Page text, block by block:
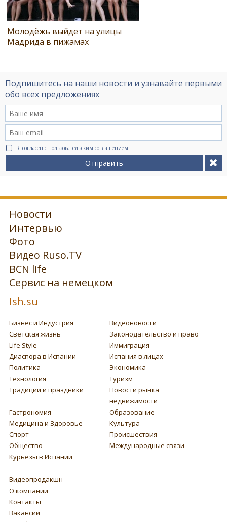
Молодёжь выйдет на улицы
Мадрида в пижамах
Подпишитесь на наши новости и узнавайте первыми
обо всех предложениях
Я согласен с пользовательским соглашением
Отправить
Новости
Интервью
Фото
Видео Ruso.TV
BCN life
Сервис на немецком
Ish.su
Бизнес и Индустрия
Видеоновости
Светская жизнь
Законодательство и право
Life Style
Иммиграция
Диаспора в Испании
Испания в лицах
Политика
Экономика
Технология
Туризм
Традиции и праздники
Новости рынка
недвижимости
Гастрономия
Образование
Медицина и Здоровье
Культура
Спорт
Происшествия
Общество
Международные связи
Курьезы в Испании
Видеопродакшн
О компании
Контакты
Вакансии